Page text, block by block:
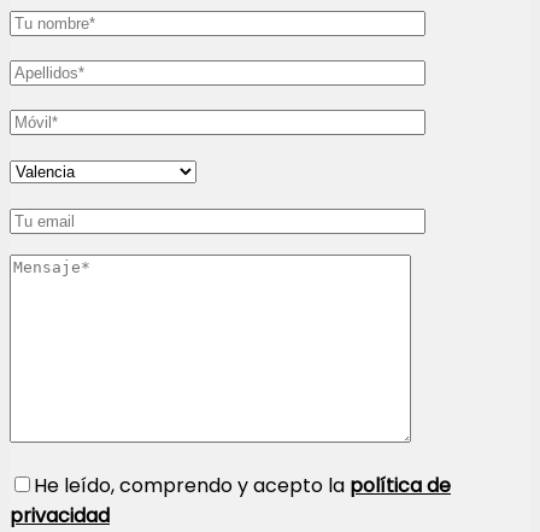
He leído, comprendo y acepto la política de
privacidad